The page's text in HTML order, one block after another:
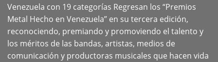
Venezuela con 19 categorías Regresan los “Premios
Metal Hecho en Venezuela” en su tercera edición,
reconociendo, premiando y promoviendo el talento y
los méritos de las bandas, artistas, medios de
comunicación y productoras musicales que hacen vida
+